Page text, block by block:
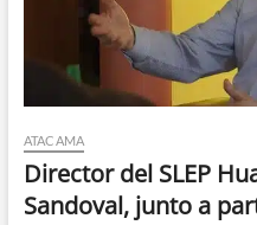
ATACAMA
Director del SLEP
Sandoval, junto a